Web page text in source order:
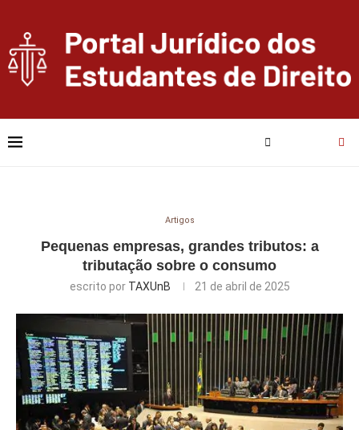
Artigos
Pequenas empresas, grandes tributos: a
tributação sobre o consumo
escrito por TAXUnB 21 de abril de 2025